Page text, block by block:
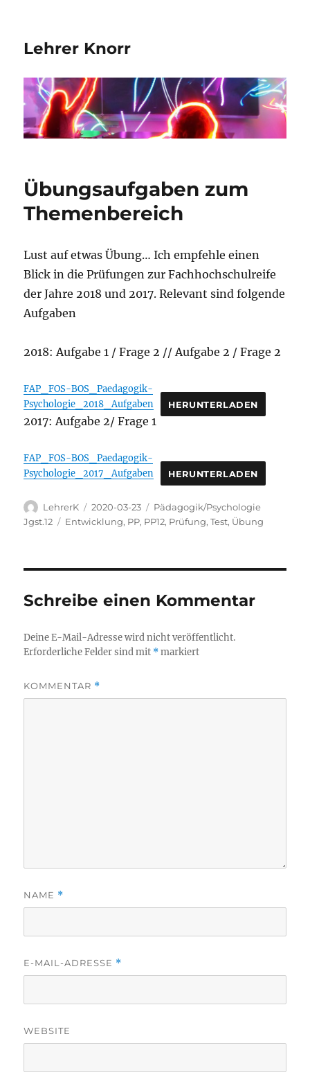
Lehrer Knorr
Übungsaufgaben zum
Themenbereich
Lust auf etwas Übung… Ich empfehle einen
Blick in die Prüfungen zur Fachhochschulreife
der Jahre 2018 und 2017. Relevant sind folgende
Aufgaben
2018: Aufgabe 1 / Frage 2 // Aufgabe 2 / Frage 2
FAP_FOS-BOS_Paedagogik-
Psychologie_2018_Aufgaben
HERUNTERLADEN
2017: Aufgabe 2/ Frage 1
FAP_FOS-BOS_Paedagogik-
Psychologie_2017_Aufgaben
HERUNTERLADEN
Autor
LehrerK
Veröffentlicht
am
2020-03-23 Kategorien
Pädagogik/Psychologie
Jgst.12
Schlagwörter
Entwicklung, PP, PP12, Prüfung,Test, Übung
Schreibe einen Kommentar
Deine E-Mail-Adresse wird nicht veröffentlicht.
Erforderliche Felder sind mit *markiert
KOMMENTAR *
NAME *
E-MAIL-ADRESSE *
WEBSITE